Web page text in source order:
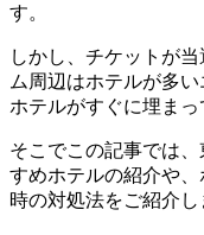
す。
しかし、チケットが
ム周辺はホテルが多
ホテルがすぐに埋まっ
そこでこの記事では
すめホテルの紹介や
時の対処法をご紹介し